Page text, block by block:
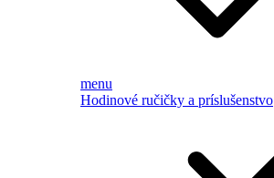
menu
Hodinové ručičky a príslušenstvo